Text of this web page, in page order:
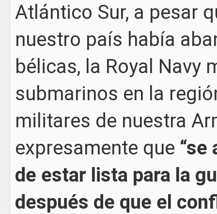
Atlántico Sur, a pesar
nuestro país había
bélicas, la Royal Navy
submarinos en la
militares de nuestra
expresamente que “se
de estar lista para la
después de que el